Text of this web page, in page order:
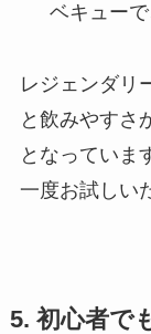
ベキュー
レジェンダリ
と飲みやすさ
となっていま
一度お試しい
5. 初心者で